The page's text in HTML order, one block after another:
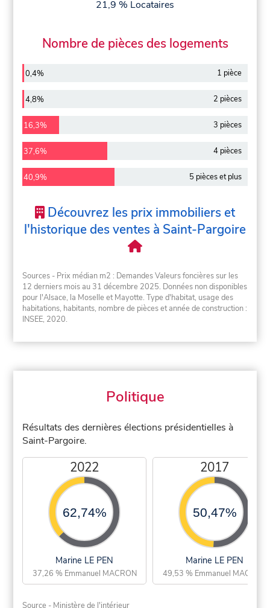
21,9 % Locataires
Nombre de pièces des logements
0,4% 1 pièce
4,8% 2 pièces
16,3% 3 pièces
37,6% 4 pièces
40,9% 5 pièces et plus
Découvrez les prix immobiliers et
l'historique des ventes à Saint-Pargoire
Sources - Prix médian m2 : Demandes Valeurs foncières sur les
12 derniers mois au 31 décembre 2025. Données non disponibles
pour l'Alsace, la Moselle et Mayotte. Type d'habitat, usage des
habitations, habitants, nombre de pièces et année de construction :
INSEE, 2020.
Politique
Résultats des dernières élections présidentielles à
Saint-Pargoire.
2022
62,74%
Marine LE PEN
37,26 % Emmanuel MACRON
2017
50,47%
Marine LE PEN
49,53 % Emmanuel MACRON
Source - Ministère de l'intérieur